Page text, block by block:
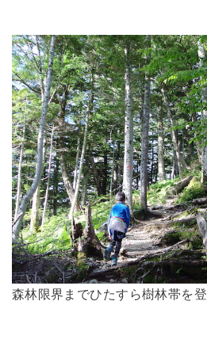
森林限界までひたすら樹林帯を登